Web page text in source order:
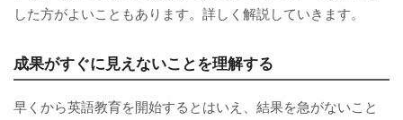
した方がよいこともあります。詳しく解説していきます。
成果がすぐに見えないことを理解する
早くから英語教育を開始するとはいえ、結果を急がないこと